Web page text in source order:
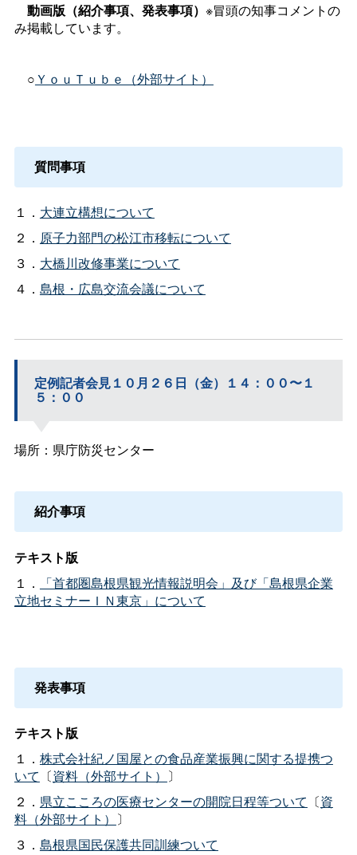
動画版（紹介事項、発表事項） ※冒頭の知事コメントの
み掲載しています。
○ＹｏｕＴｕｂｅ（外部サイト）
質問事項
１． 大連立構想について
２． 原子力部門の松江市移転について
３． 大橋川改修事業について
４． 島根・広島交流会議について
定例記者会見１０月２６日（金）１４：００〜１
５：００
場所：県庁防災センター
紹介事項
テキスト版
１．
「首都圏島根県観光情報説明会」及び「島根県企業
立地セミナーＩＮ東京」について
発表事項
テキスト版
１． 株式会社紀ノ国屋との食品産業振興に関する提携つ
いて 〔資料（外部サイト） 〕
２． 県立こころの医療センターの開院日程等ついて 〔資
料（外部サイト） 〕
３． 島根県国民保護共同訓練ついて